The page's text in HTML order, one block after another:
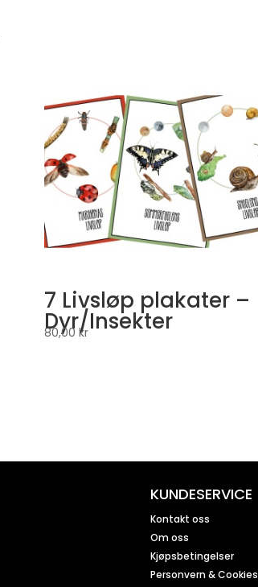
7 Livsløp plakater –
Dyr/Insekter
80,00kr
KUNDESERVICE
Kontakt oss
Om oss
Kjøpsbetingelser
Personvern & Cookies